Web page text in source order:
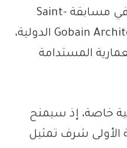
بالمرتبتين الأولى والثانية في مسابقة Saint-
Gobain Architecture Student Contest الدولية،
المستدامة
خاصة، إذ سيمنح
الأولى شرف تمثيل